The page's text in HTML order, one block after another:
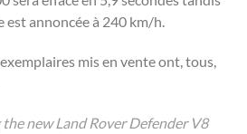
est annoncée à 240 km/h.
mis en vente ont, tous,
new Land Rover Defender V8